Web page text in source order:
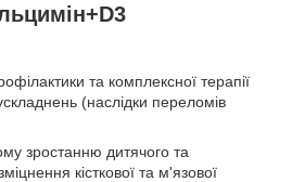
та комплексної терапії
(наслідки переломів
зростанню дитячого та
кісткової та м'язової